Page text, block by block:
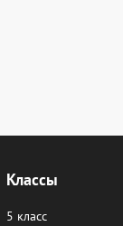
Классы
5 класс